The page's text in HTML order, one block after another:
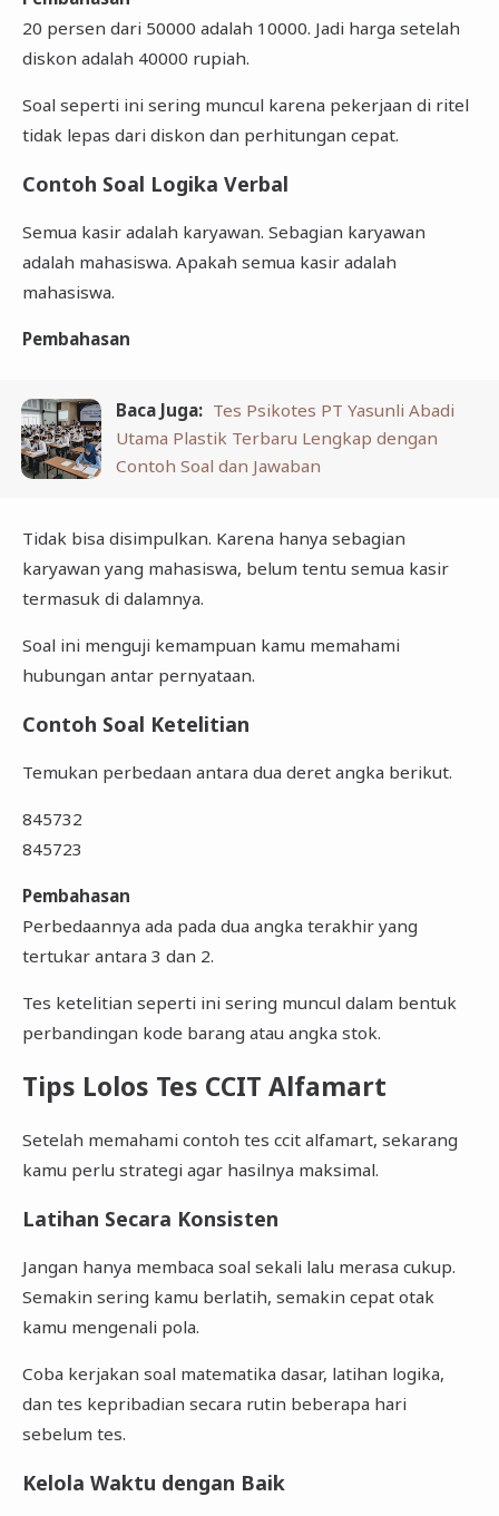
20 persen dari 50000 adalah 10000. Jadi harga setelah
diskon adalah 40000 rupiah.
Soal seperti ini sering muncul karena pekerjaan di ritel
tidak lepas dari diskon dan perhitungan cepat.
Contoh Soal Logika Verbal
Semua kasir adalah karyawan. Sebagian karyawan
adalah mahasiswa. Apakah semua kasir adalah
mahasiswa.
Pembahasan
Baca Juga: Tes Psikotes PT Yasunli Abadi
Utama Plastik Terbaru Lengkap dengan
Contoh Soal dan Jawaban
Tidak bisa disimpulkan. Karena hanya sebagian
karyawan yang mahasiswa, belum tentu semua kasir
termasuk di dalamnya.
Soal ini menguji kemampuan kamu memahami
hubungan antar pernyataan.
Contoh Soal Ketelitian
Temukan perbedaan antara dua deret angka berikut.
845732
845723
Pembahasan
Perbedaannya ada pada dua angka terakhir yang
tertukar antara 3 dan 2.
Tes ketelitian seperti ini sering muncul dalam bentuk
perbandingan kode barang atau angka stok.
Tips Lolos Tes CCIT Alfamart
Setelah memahami contoh tes ccit alfamart, sekarang
kamu perlu strategi agar hasilnya maksimal.
Latihan Secara Konsisten
Jangan hanya membaca soal sekali lalu merasa cukup.
Semakin sering kamu berlatih, semakin cepat otak
kamu mengenali pola.
Coba kerjakan soal matematika dasar, latihan logika,
dan tes kepribadian secara rutin beberapa hari
sebelum tes.
Kelola Waktu dengan Baik